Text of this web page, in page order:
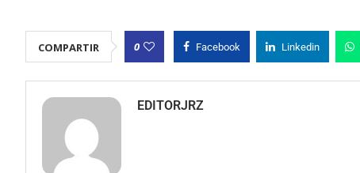
COMPARTIR 0 Facebook Linkedin
EDITORJRZ